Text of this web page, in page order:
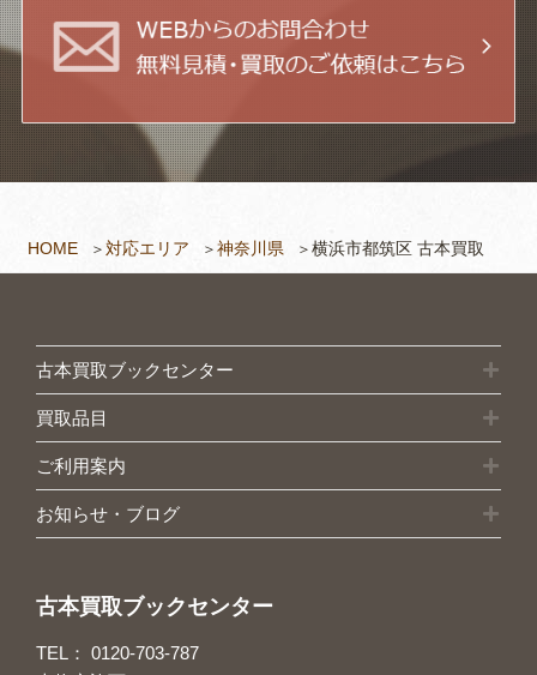
HOME 対応エリア 神奈川県 横浜市都筑区 古本買取
古本買取ブックセンター
買取品目
ご利用案内
お知らせ・ブログ
古本買取ブックセンター
TEL： 0120-703-787